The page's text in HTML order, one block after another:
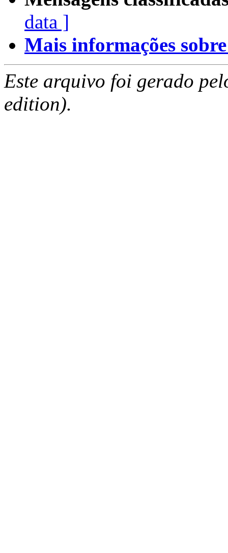
data ]
Mais informações
Este arquivo foi gerado
edition).